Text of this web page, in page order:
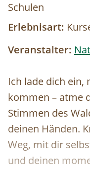
Schulen
Erlebnisart:
Veranstalter:
Ich lade dich ein,
kommen – atme
Stimmen des
deinen Händen.
Weg, mit dir
und deinen